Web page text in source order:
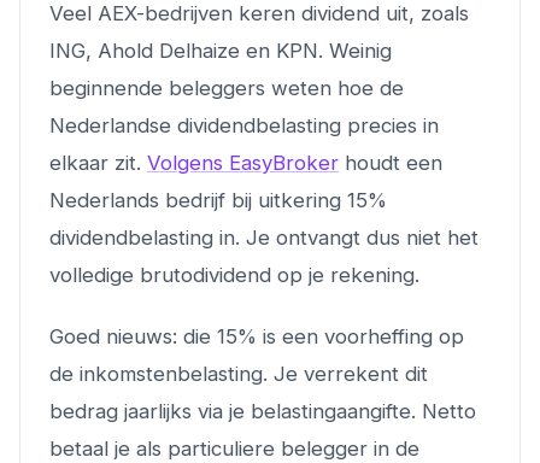
Veel AEX-bedrijven keren dividend uit, zoals
ING, Ahold Delhaize en KPN. Weinig
beginnende beleggers weten hoe de
Nederlandse dividendbelasting precies in
elkaar zit. Volgens EasyBroker houdt een
Nederlands bedrijf bij uitkering 15%
dividendbelasting in. Je ontvangt dus niet het
volledige brutodividend op je rekening.
Goed nieuws: die 15% is een voorheffing op
de inkomstenbelasting. Je verrekent dit
bedrag jaarlijks via je belastingaangifte. Netto
betaal je als particuliere belegger in de